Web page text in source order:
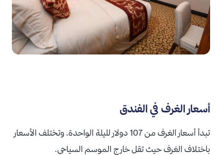
أسعار الغرف في الفندق
تبدأ أسعار الغرف من 107 دولار لليلة الواحدة، وتختلف الأسعار
باختلاف الغرف حيث تقل خارج الموسم السياحي.